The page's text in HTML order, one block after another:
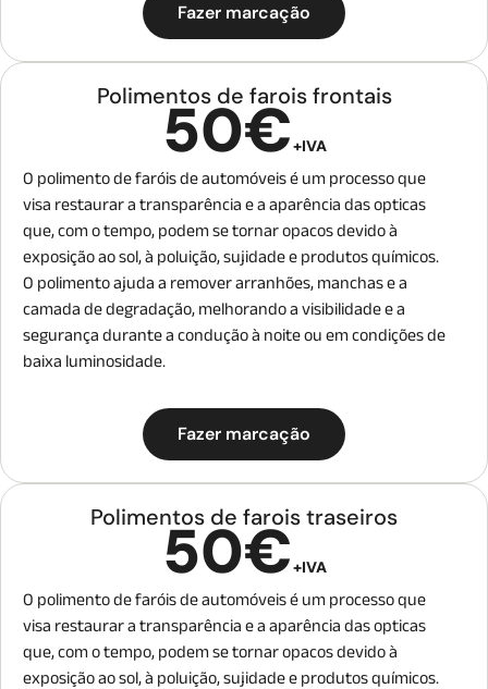
3. Durabilidade: A proteção cerâmica é mais resistente do
que uma cera convencional, proporcionando uma camada
de proteção que pode durar mais tempo, dependendo das
condições de uso.
4. Brilho e estética: Além da proteção, a aplicação de um
revestimento cerâmico pode realçar o brilho das jantes,
fazendo com que elas pareçam mais novas e bem
cuidadas.
5. Prevenção de corrosão: O revestimento ajuda a evitar a
oxidação e corrosão, especialmente em jantes de alumínio.
Fazer marcação
Polimentos de farois frontais
50€+IVA
O polimento de faróis de automóveis é um processo que
visa restaurar a transparência e a aparência das opticas
que, com o tempo, podem se tornar opacos devido à
exposição ao sol, à poluição, sujidade e produtos químicos.
O polimento ajuda a remover arranhões, manchas e a
camada de degradação, melhorando a visibilidade e a
segurança durante a condução à noite ou em condições de
baixa luminosidade.
Fazer marcação
Polimentos de farois traseiros
50€+IVA
O polimento de faróis de automóveis é um processo que
visa restaurar a transparência e a aparência das opticas
que, com o tempo, podem se tornar opacos devido à
exposição ao sol, à poluição, sujidade e produtos químicos.